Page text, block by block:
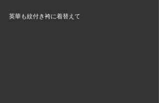
英華も紋付き袴に着替えて